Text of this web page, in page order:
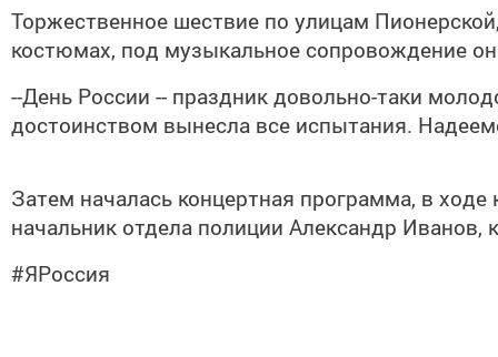
Торжественное шествие по улицам
костюмах, под музыкальное сопровождение
--День России -- праздник довольно-таки
достоинством вынесла все испытания.
Затем началась концертная программа, в
начальник отдела полиции Александр
#ЯРоссия